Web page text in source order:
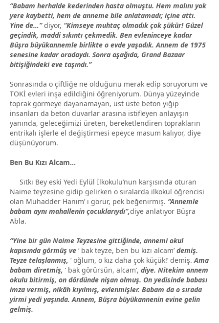
“Babam herhalde kederinden hasta olmuştu. Hem malını yok
yere kaybetti, hem de anneme bile anlatamadı; içine attı.
Yine de…”diyor, “Kimseye muhtaç olmadık çok şükür! Güzel
geçindik, maddi sıkıntı çekmedik. Ben evleninceye kadar
Büşra büyükannemle birlikte o evde yaşadık. Annem de 1975
senesine kadar oradaydı. Sonra aşağıda, Grand Bazaar
bitişiğindeki eve taşındı.”
Sonrasında o çiftliğe ne olduğunu merak edip soruyorum ve
TOKİ evleri inşa edildiğini öğreniyorum. Dünya yüzeyinde
toprak görmeye dayanamayan, üst üste beton yığıp
insanları da beton duvarlar arasına istifleyen anlayışın
yanında, geleceğimizi üreten, bereketlendiren toprakların
entrikalı işlerle el değiştirmesi epeyce masum kalıyor, diye
düşünüyorum.
Ben Bu Kızı Alcam…
Sıtkı Bey eski Yedi Eylül İlkokulu’nun karşısında oturan
Naime teyzesine gidip gelirken o sıralarda ilkokul öğrencisi
olan Muhadder Hanım’ ı görür, pek beğenirmiş. “Annemle
babam aynı mahallenin çocuklarıydı”,diye anlatıyor Büşra
Abla.
“Yine bir gün Naime Teyzesine gittiğinde, annemi okul
kapısında görmüş ve ‘ bak teyze, ben bu kızı alcam’ demiş.
Teyze telaşlanmış, ‘ oğlum, o kız daha çok küçük!’ demiş. Ama
babam diretmiş, ‘ bak görürsün, alcam’, diye. Nitekim annem
okulu bitirmiş, on dördünde nişan olmuş. On yedisinde babası
imza vermiş, nikâh kıyılmış, evlenmişler. Babam da o sırada
yirmi yedi yaşında. Annem, Büşra büyükannenin evine gelin
gelmiş.